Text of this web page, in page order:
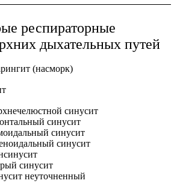
респираторные
дыхательных путей
(насморк)
синусит
синусит
синусит
синусит
синусит
неуточненный